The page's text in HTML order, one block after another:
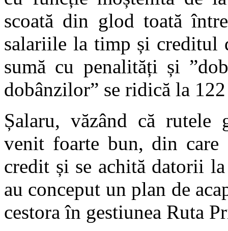
scoată din glod toată
salariile la timp și creditul
sumă cu penalități și
dobânzilor” se ridică la
Șalaru, văzând că rutele
venit foarte bun, din care
credit și se achită datorii
au conceput un plan de
cestora în gestiunea Ruta